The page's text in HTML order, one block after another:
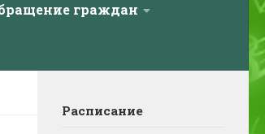
граждан
Расписание